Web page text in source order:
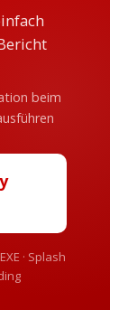
beim
· Splash